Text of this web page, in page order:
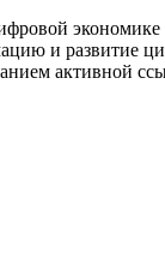
экономике
и развитие
активной